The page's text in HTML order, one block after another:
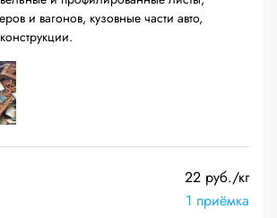
и вагонов, кузовные части авто,
22 руб./кг
1 приёмка